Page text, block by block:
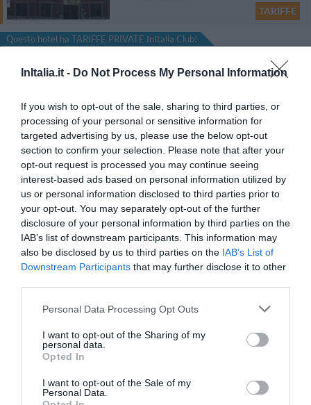
InItalia.it - Do Not Process My Personal Information
If you wish to opt-out of the sale, sharing to third parties, or
processing of your personal or sensitive information for
targeted advertising by us, please use the below opt-out
section to confirm your selection. Please note that after your
opt-out request is processed you may continue seeing
interest-based ads based on personal information utilized by
us or personal information disclosed to third parties prior to
your opt-out. You may separately opt-out of the further
disclosure of your personal information by third parties on the
IAB’s list of downstream participants. This information may
also be disclosed by us to third parties on the IAB’s List of
Downstream Participants that may further disclose it to other
Personal Data Processing Opt Outs
I want to opt-out of the Sharing of my
personal data.
Opted In
I want to opt-out of the Sale of my
Personal Data.
TARIFFE
Questo hotel ha TARIFFE PRIVATE InItalia Club!
Favoloso 8.6/10
TARIFFE
Cascina Bella Vista
87.65 km
dal centro
0 Recensioni
TARIFFE
Affittacamere Angelo
44.69 km
Carino 6.2